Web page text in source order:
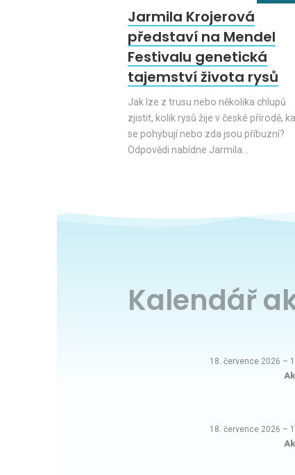
Jarmila Krojerová
představí na Mendel
Festivalu genetická
tajemství života rysů
Jak lze z trusu nebo několika chlupů
zjistit, kolik rysů žije v české přírodě,
se pohybují nebo zda jsou příbuzní?
Odpovědi nabídne Jarmila…
Kalendář
18. července 2026 –
18. července 2026 –